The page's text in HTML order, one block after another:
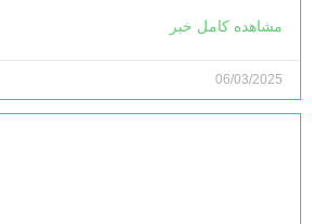
مشاهده کامل خبر
06/03/2025